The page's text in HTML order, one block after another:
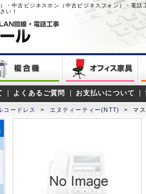
・中古ビジネスホン（中古ビジネスフォン）・電話
い！
よくあるご質問 お支払いについて
コードレス > エヌティーティー(NTT) > マ